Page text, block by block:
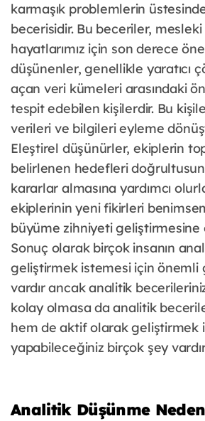
karmaşık problemlerin
becerisidir. Bu beceriler,
hayatlarımız için son derece
düşünenler, genellikle yaratıcı
açan veri kümeleri arasındaki
tespit edebilen kişilerdir. Bu
verileri ve bilgileri eyleme
Eleştirel düşünürler, ekiplerin
belirlenen hedefleri
kararlar almasına yardımcı
ekiplerinin yeni fikirleri
büyüme zihniyeti geliştirmesine
Sonuç olarak birçok insanın
geliştirmek istemesi için önemli
vardır ancak analitik
kolay olmasa da analitik
hem de aktif olarak geliştirmek
yapabileceğiniz birçok şey
Analitik Düşünme